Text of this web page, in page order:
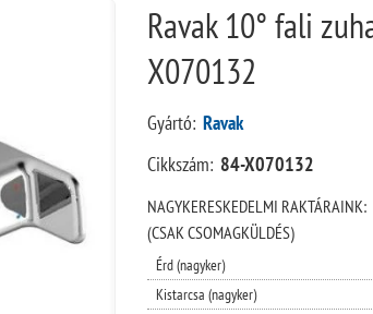
Ravak 10° fali
X070132
Gyártó: Ravak
Cikkszám: 84-X070132
NAGYKERESKEDELMI RAKTÁRAINK:
(CSAK CSOMAGKÜLDÉS)
Érd (nagyker)
Kistarcsa (nagyker)